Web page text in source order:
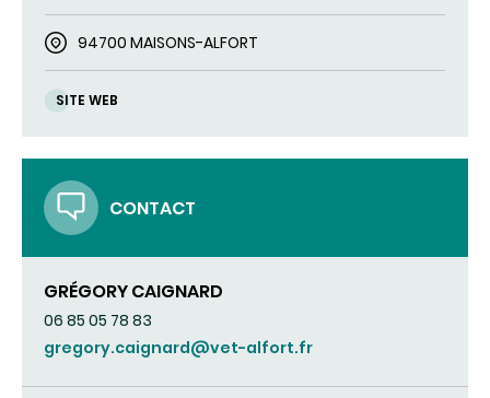
94700 MAISONS-ALFORT
SITE WEB
CONTACT
GRÉGORY CAIGNARD
06 85 05 78 83
gregory.caignard@vet-alfort.fr